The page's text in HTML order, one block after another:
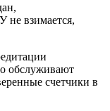
не взимается,
обслуживают
счетчики в